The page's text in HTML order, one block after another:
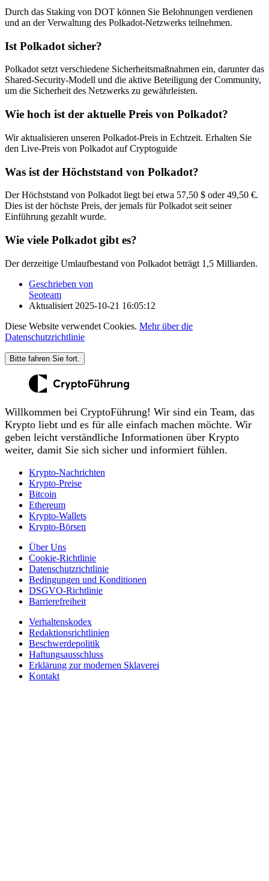
Durch das Staking von DOT können Sie Belohnungen verdienen
und an der Verwaltung des Polkadot-Netzwerks teilnehmen.
Ist Polkadot sicher?
Polkadot setzt verschiedene Sicherheitsmaßnahmen ein, darunter das
Shared-Security-Modell und die aktive Beteiligung der Community,
um die Sicherheit des Netzwerks zu gewährleisten.
Wie hoch ist der aktuelle Preis von Polkadot?
Wir aktualisieren unseren Polkadot-Preis in Echtzeit. Erhalten Sie
den Live-Preis von Polkadot auf Cryptoguide
Was ist der Höchststand von Polkadot?
Der Höchststand von Polkadot liegt bei etwa 57,50 $ oder 49,50 €.
Dies ist der höchste Preis, der jemals für Polkadot seit seiner
Einführung gezahlt wurde.
Wie viele Polkadot gibt es?
Der derzeitige Umlaufbestand von Polkadot beträgt 1,5 Milliarden.
Geschrieben von
Seoteam
Aktualisiert 2025-10-21 16:05:12
Diese Website verwendet Cookies. Mehr über die
Datenschutzrichtlinie
Bitte fahren Sie fort.
Willkommen bei CryptoFührung! Wir sind ein Team, das
Krypto liebt und es für alle einfach machen möchte. Wir
geben leicht verständliche Informationen über Krypto
weiter, damit Sie sich sicher und informiert fühlen.
Krypto-Nachrichten
Krypto-Preise
Bitcoin
Ethereum
Krypto-Wallets
Krypto-Börsen
Über Uns
Cookie-Richtlinie
Datenschutzrichtlinie
Bedingungen und Konditionen
DSGVO-Richtlinie
Barrierefreiheit
Verhaltenskodex
Redaktionsrichtlinien
Beschwerdepolitik
Haftungsausschluss
Erklärung zur modernen Sklaverei
Kontakt